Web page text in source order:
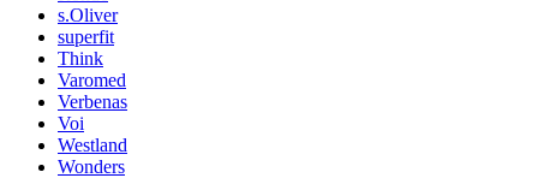
s.Oliver
superfit
Think
Varomed
Verbenas
Voi
Westland
Wonders